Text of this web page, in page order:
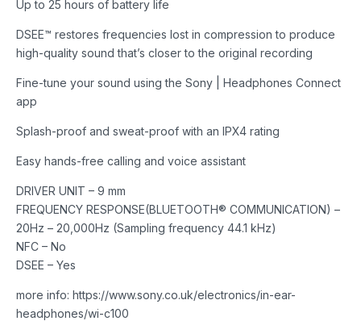
Up to 25 hours of battery life
DSEE™ restores frequencies lost in compression to produce
high-quality sound that’s closer to the original recording
Fine-tune your sound using the Sony | Headphones Connect
app
Splash-proof and sweat-proof with an IPX4 rating
Easy hands-free calling and voice assistant
DRIVER UNIT – 9 mm
FREQUENCY RESPONSE(BLUETOOTH® COMMUNICATION) –
20Hz – 20,000Hz (Sampling frequency 44.1 kHz)
NFC – No
DSEE – Yes
more info: https://www.sony.co.uk/electronics/in-ear-
headphones/wi-c100